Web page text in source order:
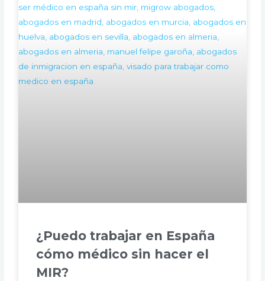
¿Puedo trabajar en España
cómo médico sin hacer el
MIR?